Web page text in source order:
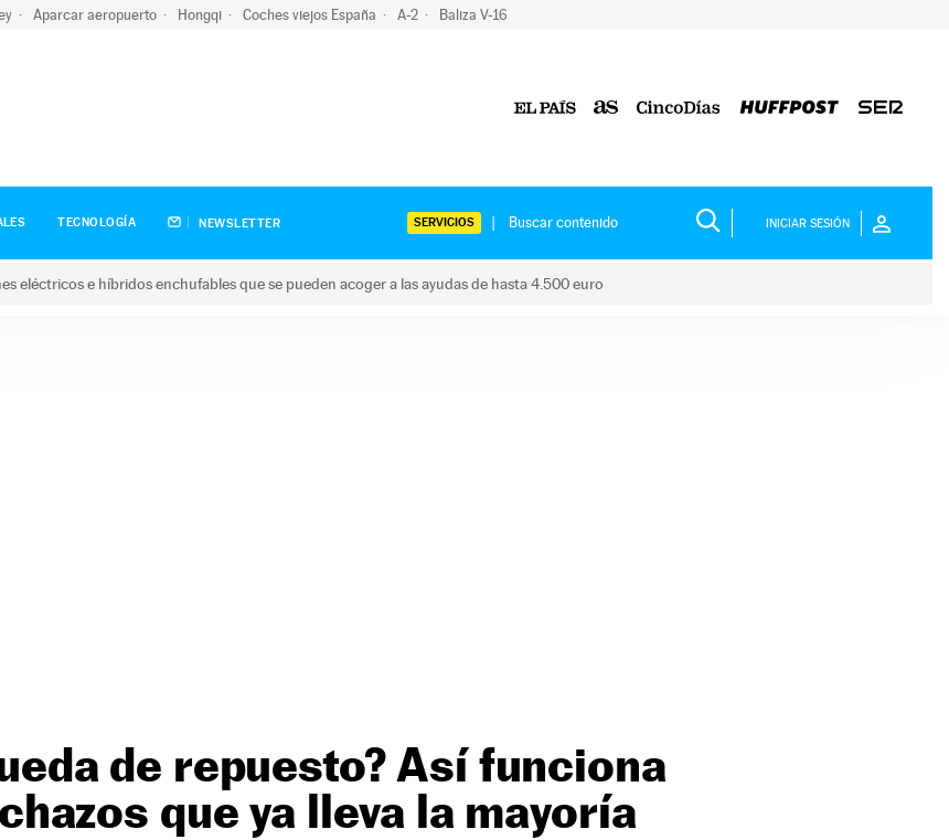
Aparcar aeropuerto Hongqi Coches viejos España A-2 Baliza V-16
TECNOLOGÍA NEWSLETTER SERVICIOS INICIAR SESIÓN
eléctricos e híbridos enchufables que se pueden acoger a las ayudas de hasta 4.500 euro
de repuesto? Así funciona
que ya lleva la mayoría